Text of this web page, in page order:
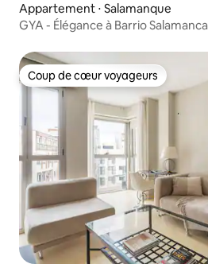
Appartement ⋅ Salamanque
GYA - Élégance à Barrio
Coup de cœur voyageurs
Coup de cœur voyageurs